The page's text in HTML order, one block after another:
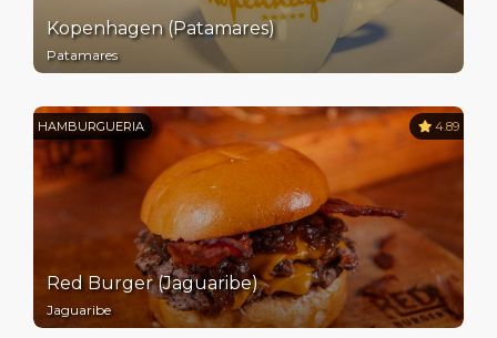
Kopenhagen (Patamares)
Patamares
HAMBURGUERIA 4.89
Red Burger (Jaguaribe)
Jaguaribe